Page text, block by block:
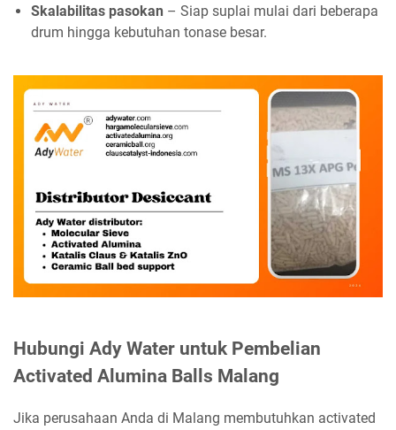
Skalabilitas pasokan – Siap suplai mulai dari beberapa
drum hingga kebutuhan tonase besar.
Hubungi Ady Water untuk Pembelian
Activated Alumina Balls Malang
Jika perusahaan Anda di Malang membutuhkan activated